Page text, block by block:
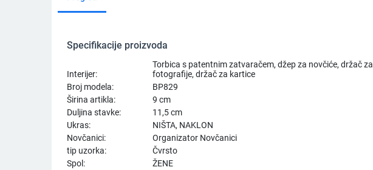
Specifikacije proizvoda
Interijer:
Torbica s patentnim zatvaračem, džep za novčiće, držač za
fotografije, držač za kartice
Broj modela:
BP829
Širina artikla:
9 cm
Duljina stavke:
11,5 cm
Ukras:
NIŠTA, NAKLON
Novčanici:
Organizator Novčanici
tip uzorka:
Čvrsto
Spol:
ŽENE